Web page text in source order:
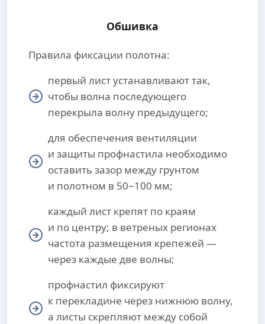
Обшивка
Правила фиксации полотна:
первый лист устанавливают так,
чтобы волна последующего
перекрыла волну предыдущего;
для обеспечения вентиляции
и защиты профнастила необходимо
оставить зазор между грунтом
и полотном в 50−100 мм;
каждый лист крепят по краям
и по центру; в ветреных регионах
частота размещения крепежей —
через каждые две волны;
профнастил фиксируют
к перекладине через нижнюю волну,
а листы скрепляют между собой